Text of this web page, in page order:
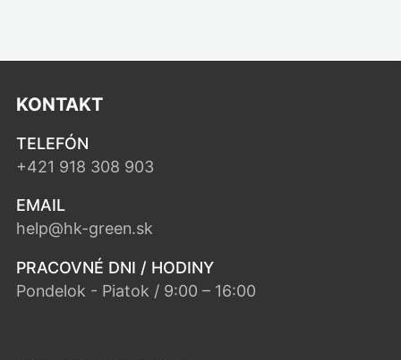
KONTAKT
TELEFÓN
+421 918 308 903
EMAIL
help@hk-green.sk
PRACOVNÉ DNI / HODINY
Pondelok - Piatok / 9:00 – 16:00